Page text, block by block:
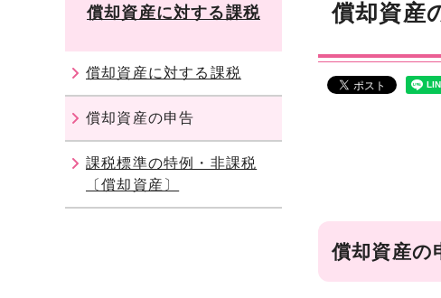
償却資産
償却資産の
償却資産に対する課税
償却資産に対する課税
償却資産の申告
課税標準の特例・非課税
〔償却資産〕